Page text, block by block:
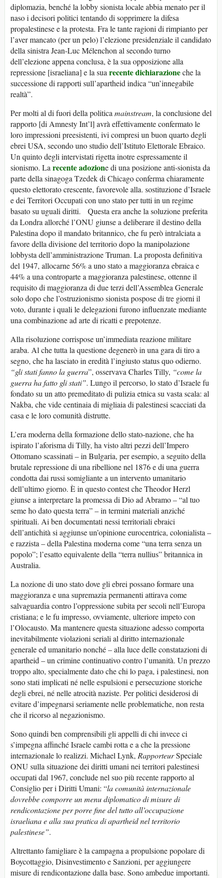
diplomazia, benché la lobby sionista locale abbia menato per il
naso i decisori politici tentando di sopprimere la difesa
propalestinese e la protesta. Fra le tante ragioni di rimpianto per
l’aver mancato (per un pelo) l’elezione presidenziale il candidato
della sinistra Jean-Luc Mélenchon al secondo turno
dell’elezione appena conclusa, è la sua opposizione alla
repressione [israeliana] e la sua recente dichiarazioneche la
successione di rapporti sull’apartheid indica “un’innegabile
realtà”.
Per molti al di fuori della politica mainstream, la conclusione del
rapporto [di Amnesty Int’l] avrà effettivamente confermato le
loro impressioni preesistenti, ivi compresi un buon quarto degli
ebrei USA, secondo uno studio dell’Istituto Elettorale Ebraico.
Un quinto degli intervistati rigetta inotre espressamente il
sionismo. La recente adozione di una posizione anti-sionista da
parte della sinagoga Tzedek di Chicago conferma chiaramente
questo elettorato crescente, favorevole alla. sostituzione d’Israele
e dei Territori Occupati con uno stato per tutti in un regime
basato su uguali diritti. Questa era anche la soluzione preferita
da Londra allorché l’ONU giunse a deliberare il destino della
Palestina dopo il mandato britannico, che fu però intralciata a
favore della divisione del territorio dopo la manipolazione
lobbysta dell’amministrazione Truman. La proposta definitiva
del 1947, allocarne 56% a uno stato a maggioranza ebraica e
44% a una controparte a maggioranza palestinese, ottenne il
requisito di maggioranza di due terzi dell’Assemblea Generale
solo dopo che l’ostruzionismo sionista pospose di tre giorni il
voto, durante i quali le delegazioni furono influenzate mediante
una combinazione ad arte di ricatti e prepotenze.
Alla risoluzione corrispose un’immediata reazione militare
araba. Al che tutta la questione degenerò in una gara di tiro a
segno, che ha lasciato in eredità l’ingiusto status quo odierno.
“gli stati fanno la guerra”, osservava Charles Tilly, “come la
guerra ha fatto gli stati”. Lungo il percorso, lo stato d’Israele fu
fondato su un atto premeditato di pulizia etnica su vasta scala: al
Nakba, che vide centinaia di migliaia di palestinesi scacciati da
casa e le loro comunità distrutte.
L’era moderna della formazione dello stato-nazione, che ha
ispirato l’aforisma di Tilly, ha visto altri pezzi dell’Impero
Ottomano scassinati – in Bulgaria, per esempio, a seguito della
brutale repressione di una ribellione nel 1876 e di una guerra
condotta dai russi somigliante a un intervento umanitario
dell’ultimo giorno. È in questo contest che Theodor Herzl
giunse a interpretare la promessa di Dio ad Abramo – “al tuo
seme ho dato questa terra” – in termini materiali anziché
spirituali. Ai ben documentati nessi territoriali ebraici
dell’antichità si aggiunse un’opinione eurocentrica, colonialista –
e razzista – della Palestina moderna come “una terra senza un
popolo”; l’esatto equivalente della “terra nullius” britannica in
Australia.
La nozione di uno stato dove gli ebrei possano formare una
maggioranza e una supremazia permanenti attirava come
salvaguardia contro l’oppressione subita per secoli nell’Europa
cristiana; e le fu impresso, ovviamente, ulteriore impeto con
l’Olocausto. Ma mantenere questa situazione adesso comporta
inevitabilmente violazioni seriali al diritto internazionale
generale ed umanitario nonché – alla luce delle constatazioni di
apartheid – un crimine continuativo contro l’umanità. Un prezzo
troppo alto, specialmente dato che chi lo paga, i palestinesi, non
sono stati implicati né nelle espulsioni e persecuzione storiche
degli ebrei, né nelle atrocità naziste. Per politici desiderosi di
evitare d’impegnarsi seriamente nelle problematiche, non resta
che il ricorso al negazionismo.
Sono quindi ben comprensibili gli appelli di chi invece ci
s’impegna affinché Israele cambi rotta e a che la pressione
internazionale lo realizzi. Michael Lynk, RapporteurSpeciale
ONU sulla situazione dei diritti umani nei territori palestinesi
occupati dal 1967, conclude nel suo più recente rapporto al
Consiglio per i Diritti Umani: “la comunità internazionale
dovrebbe comporre un menu diplomatico di misure di
rendicontazione per porre fine del tutto all’occupazione
israeliana e alla sua pratica di apartheid nel territorio
palestinese”.
Altrettanto famigliare è la campagna a propulsione popolare di
Boycottaggio, Disinvestimento e Sanzioni, per aggiungere
misure di rendicontazione dalla base. Sono ambedue importanti.